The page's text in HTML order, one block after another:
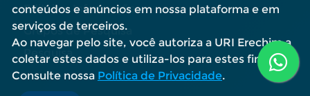
Editais e Informações
Grupos de Pesquisa
Pesquisa
conteúdos e anúncios em nossa plataforma e em
serviços de terceiros.
Ao navegar pelo site, você autoriza a URI Erechim a
coletar estes dados e utiliza-los para estes fins.
Consulte nossa Política de Privacidade.